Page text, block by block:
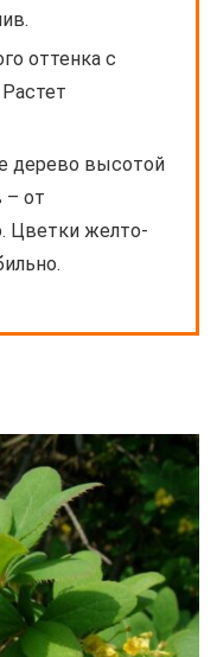
оттенка с
дерево высотой
– от
Цветки желто-